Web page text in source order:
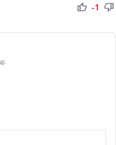
thumb_up thumb_down
-1